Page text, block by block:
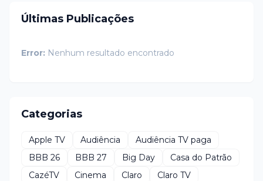
Últimas Publicações
Error: Nenhum resultado encontrado
Categorias
Apple TV Audiência
Audiência TV paga
BBB 26
BBB 27 Big Day
Casa do Patrão
CazéTV
Cinema Claro
Claro TV